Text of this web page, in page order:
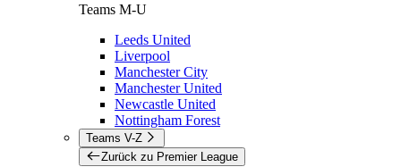
Teams M-U
Leeds United
Liverpool
Manchester City
Manchester United
Newcastle United
Nottingham Forest
Teams V-Z
Zurück zu Premier League